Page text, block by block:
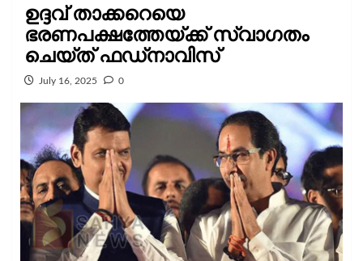
ഉദ്ദവ് താക്കറെയെ
ഭരണപക്ഷത്തേയ്ക്ക് സ്വാഗതം
ചെയ്‌ത്‌ ഫഡ്‌നാവിസ്
July 16, 2025 0